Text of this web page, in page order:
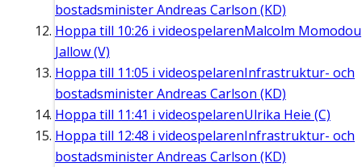
bostadsminister Andreas Carlson (KD)
Hoppa till 10:26 i videospelarenMalcolm Momodou
Jallow (V)
Hoppa till 11:05 i videospelarenInfrastruktur- och
bostadsminister Andreas Carlson (KD)
Hoppa till 11:41 i videospelarenUlrika Heie (C)
Hoppa till 12:48 i videospelarenInfrastruktur- och
bostadsminister Andreas Carlson (KD)